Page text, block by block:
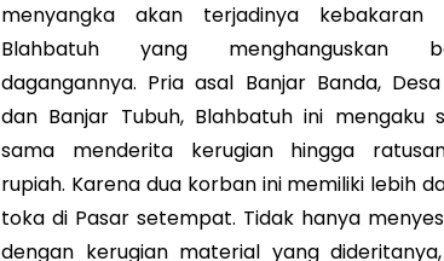
menyangka akan terjadinya kebakaran
Blahbatuh yang menghanguskan
dagangannya. Pria asal Banjar Banda,
dan Banjar Tubuh, Blahbatuh ini mengaku
sama menderita kerugian hingga
rupiah. Karena dua korban ini memiliki lebih
toka di Pasar setempat. Tidak hanya
dengan kerugian material yang